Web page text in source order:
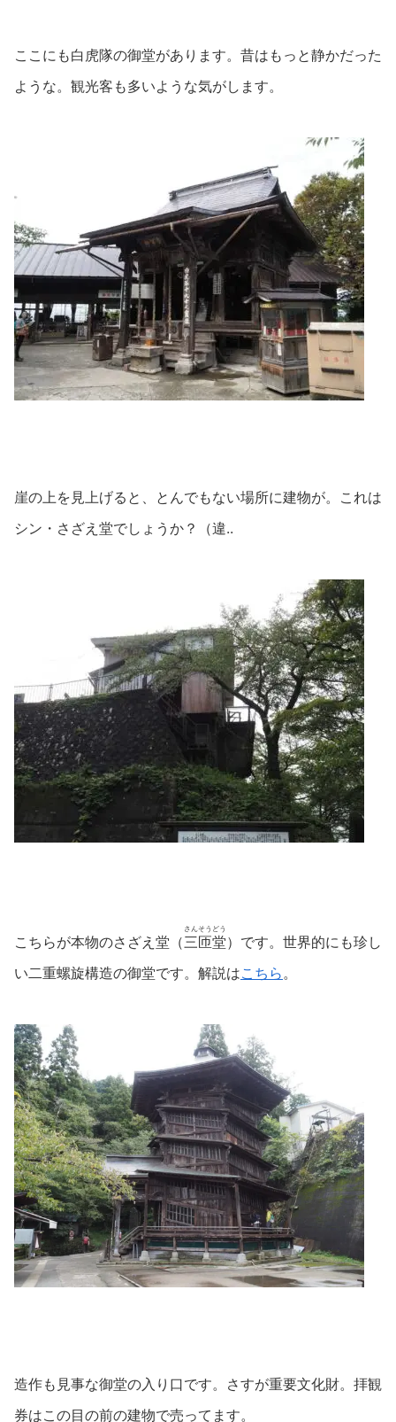
ここにも白虎隊の御堂があります。昔はもっと静かだった
ような。観光客も多いような気がします。
崖の上を見上げると、とんでもない場所に建物が。これは
シン・さざえ堂でしょうか？（違..
こちらが本物のさざえ堂（三匝堂
さんそうどう
）です。世界的にも珍し
い二重螺旋構造の御堂です。解説はこちら。
造作も見事な御堂の入り口です。さすが重要文化財。拝観
券はこの目の前の建物で売ってます。